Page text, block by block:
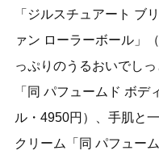
「ジルスチュアート ブ
ァン ローラーボール」
っぷりのうるおいでし
「同 パフュームド ボデ
ル・4950円）、手肌と
クリーム「同 パフュー